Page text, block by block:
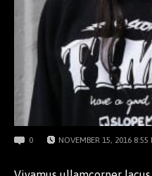
0 NOVEMBER 15, 2016 8:55